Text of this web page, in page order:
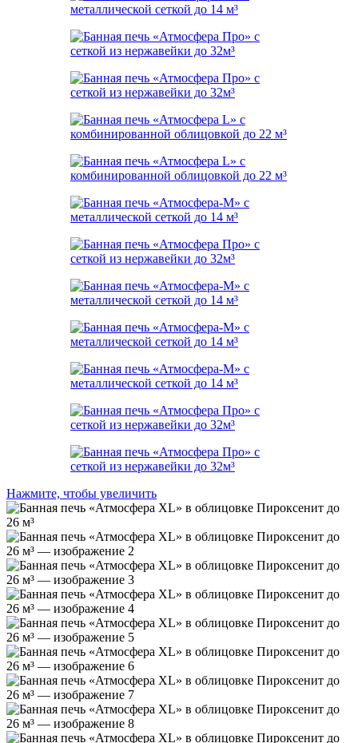
Нажмите, чтобы увеличить